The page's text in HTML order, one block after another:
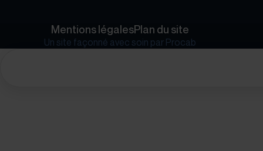
Mentions légalesPlan du site
Un site façonné avec soin par Procab